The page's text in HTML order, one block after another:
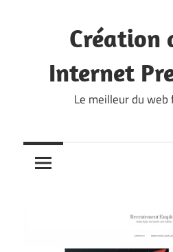
Création
Internet
Le meilleur du web